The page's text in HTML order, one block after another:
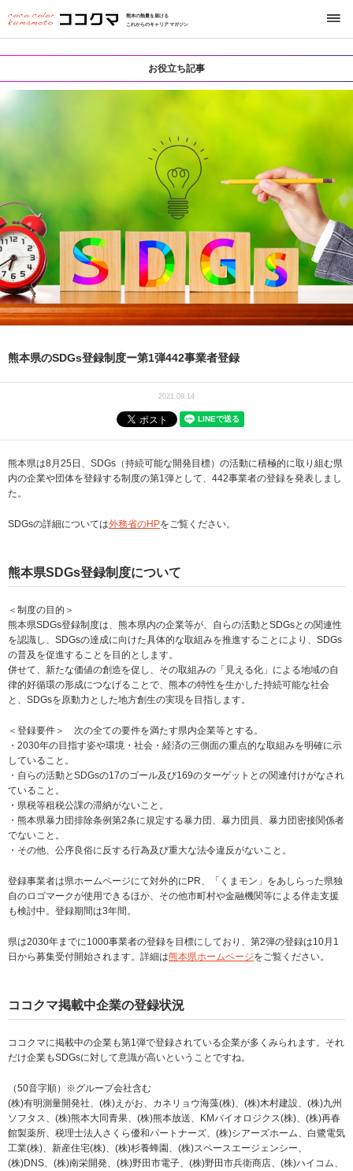
熊本の熱量を届ける
これからのキャリアマガジン
お役立ち記事
熊本県のSDGs登録制度ー第1弾442事業者登録
2021.09.14
熊本県は8月25日、SDGs（持続可能な開発目標）の活動に積極的に取り組む県
内の企業や団体を登録する制度の第1弾として、442事業者の登録を発表しまし
た。
SDGsの詳細については外務省のHPをご覧ください。
熊本県SDGs登録制度について
＜制度の目的＞
熊本県SDGs登録制度は、熊本県内の企業等が、自らの活動とSDGsとの関連性
を認識し、SDGsの達成に向けた具体的な取組みを推進することにより、SDGs
の普及を促進することを目的とします。
併せて、新たな価値の創造を促し、その取組みの「見える化」による地域の自
律的好循環の形成につなげることで、熊本の特性を生かした持続可能な社会
と、SDGsを原動力とした地方創生の実現を目指します。
＜登録要件＞ 次の全ての要件を満たす県内企業等とする。
・2030年の目指す姿や環境・社会・経済の三側面の重点的な取組みを明確に示
していること。
・自らの活動とSDGsの17のゴール及び169のターゲットとの関連付けがなされ
ていること。
・県税等租税公課の滞納がないこと。
・熊本県暴力団排除条例第2条に規定する暴力団、暴力団員、暴力団密接関係者
でないこと。
・その他、公序良俗に反する行為及び重大な法令違反がないこと。
登録事業者は県ホームページにて対外的にPR、「くまモン」をあしらった県独
自のロゴマークが使用できるほか、その他市町村や金融機関等による伴走支援
も検討中。登録期間は3年間。
県は2030年までに1000事業者の登録を目標にしており、第2弾の登録は10月1
日から募集受付開始されます。詳細は熊本県ホームページをご覧ください。
ココクマ掲載中企業の登録状況
ココクマに掲載中の企業も第1弾で登録されている企業が多くみられます。それ
だけ企業もSDGsに対して意識が高いということですね。
（50音字順）※グループ会社含む
(株)有明測量開発社、(株)えがお、カネリョウ海藻(株)、(株)木村建設、(株)九州
ソフタス、(株)熊本大同青果、(株)熊本放送、KMバイオロジクス(株)、(株)再春
館製薬所、税理士法人さくら優和パートナーズ、(株)シアーズホーム、白鷺電気
工業(株)、新産住宅(株)、(株)杉養蜂園、(株)スペースエージェンシー、
(株)DNS、(株)南栄開発、(株)野田市電子、(株)野田市兵衛商店、(株)ハイコム、